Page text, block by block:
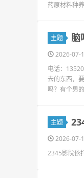
药原材料种
主题 脑
2026-07-
电话：
去的东西，
吗？有个男
主题
2026-07-
2345影院依